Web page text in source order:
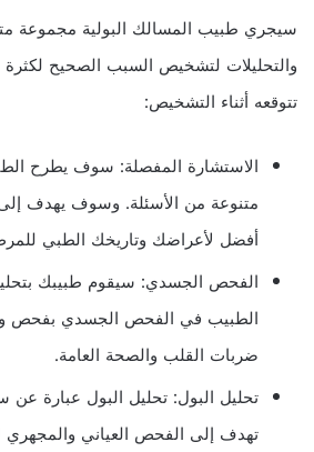
سيجري طبيب المسالك البولية مجموعة
والتحليلات لتشخيص السبب الصحيح لكثرة
تتوقعه أثناء التشخيص:
الاستشارة المفصلة: سوف يطرح
متنوعة من الأسئلة. وسوف يهدف
أفضل لأعراضك وتاريخك الطبي
الفحص الجسدي: سيقوم طبيبك
الطبيب في الفحص الجسدي بفحص
ضربات القلب والصحة العامة.
تحليل البول: تحليل البول عبارة عن
تهدف إلى الفحص العياني والمجهري